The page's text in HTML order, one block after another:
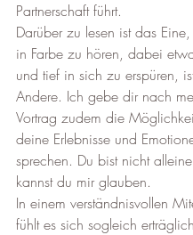
Partnerschaft führt.
Darüber zu lesen ist das
in Farbe zu hören, dabei
und tief in sich zu erspüren,
Andere. Ich gebe dir nach
Vortrag zudem die
deine Erlebnisse und
sprechen. Du bist nicht
kannst du mir glauben.
In einem verständnisvollen
fühlt es sich sogleich